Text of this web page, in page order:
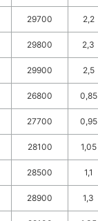
29700 2,2
29800 2,3
29900 2,5
26800 0,85
27700 0,95
28100 1,05
28500 1,1
28900 1,3